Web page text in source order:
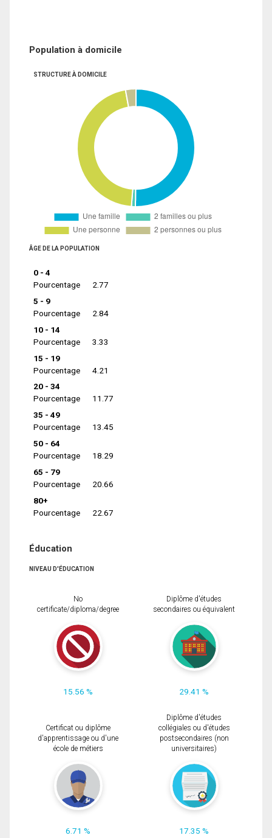
Population à domicile
STRUCTURE À DOMICILE
ÂGE DE LA POPULATION
0 - 4
Pourcentage
2.77
5 - 9
Pourcentage
2.84
10 - 14
Pourcentage
3.33
15 - 19
Pourcentage
4.21
20 - 34
Pourcentage
11.77
35 - 49
Pourcentage
13.45
50 - 64
Pourcentage
18.29
65 - 79
Pourcentage
20.66
80+
Pourcentage
22.67
Éducation
NIVEAU D'ÉDUCATION
No
certificate/diploma/degree
15.56 %
Diplôme d'études
secondaires ou équivalent
29.41 %
Certificat ou diplôme
d'apprentissage ou d'une
école de métiers
6.71 %
Diplôme d'études
collégiales ou d'études
postsecondaires (non
universitaires)
17.35 %